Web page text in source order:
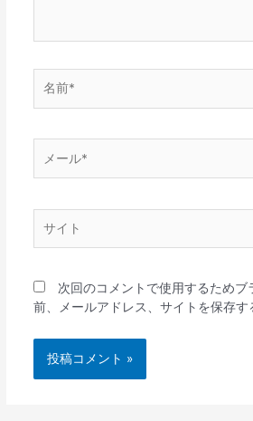
前
ー
次回のコメントで使用するためブ
前、メールアドレス、サイトを保存す